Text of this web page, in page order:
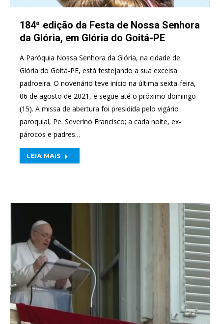
184ª edição da Festa de Nossa Senhora
da Glória, em Glória do Goitá-PE
A Paróquia Nossa Senhora da Glória, na cidade de
Glória do Goitá-PE, está festejando a sua excelsa
padroeira. O novenário teve início na última sexta-feira,
06 de agosto de 2021, e segue até o próximo domingo
(15). A missa de abertura foi presidida pelo vigário
paroquial, Pe. Severino Francisco; a cada noite, ex-
párocos e padres…
LEIA MAIS